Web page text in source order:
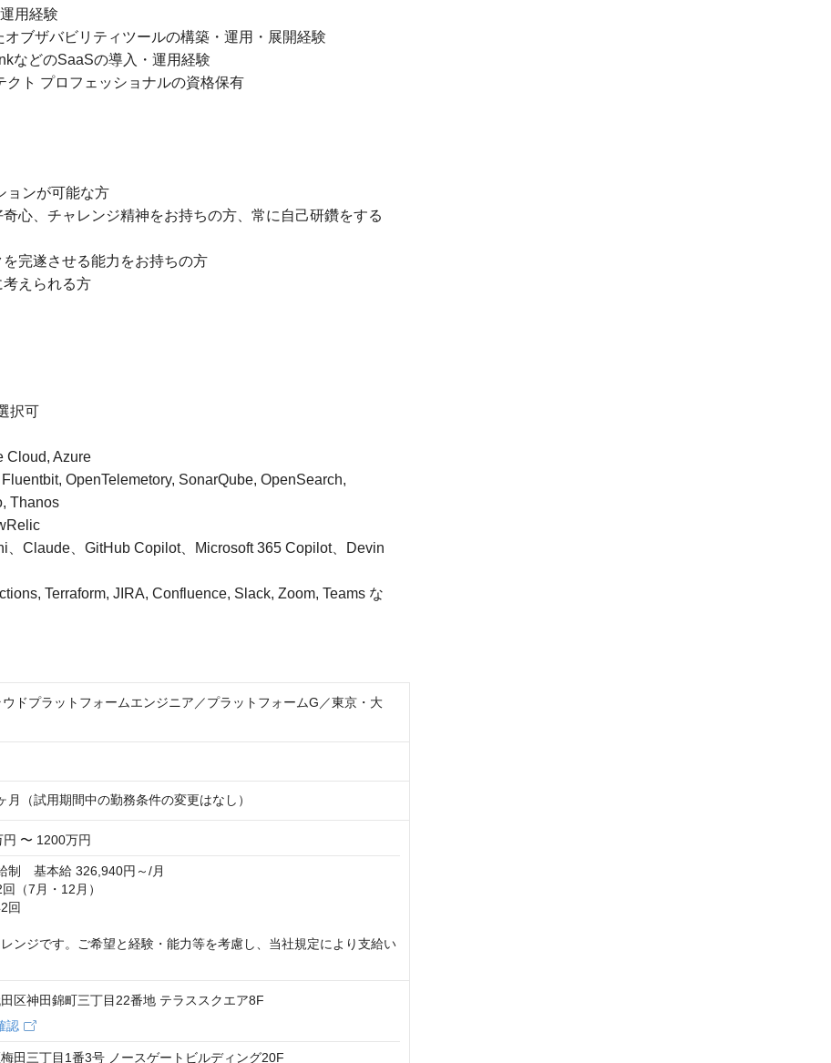
用経験
ブザバビリティツールの構築・運用・展開経験
などのSaaSの導入・運用経験
ト プロフェッショナルの資格保有
ョンが可能な方
心、チャレンジ精神をお持ちの方、常に自己研鑽をする
完遂させる能力をお持ちの方
えられる方
択可
Cloud, Azure
OpenTelemetory, SonarQube, OpenSearch,
Thanos
、Claude、GitHub Copilot、Microsoft 365 Copilot、Devin
Terraform, JIRA, Confluence, Slack, Zoom, Teams な
ウドプラットフォームエンジニア／プラットフォームG／東京・大
月（試用期間中の勤務条件の変更はなし）
円 〜 1200万円
制　基本給 326,940円～/月
（7月・12月）
回
レンジです。ご希望と経験・能力等を考慮し、当社規定により支給い
区神田錦町三丁目22番地 テラススクエア8F
認
田三丁目1番3号 ノースゲートビルディング20F